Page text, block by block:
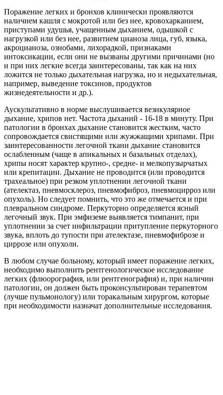
Поражение легких и бронхов клинически проявляются
наличием кашля с мокротой или без нее, кровохарканием,
приступами удушья, учащенным дыханием, одышкой с
нагрузкой или без нее, развитием цианоза лица, губ, языка,
акроцианоза, ознобами, лихорадкой, признаками
интоксикации, если они не вызваны другими причинами (но
и при них легкие всегда заинтересованы, так как на них
ложится не только дыхательная нагрузка, но и недыхательная,
например, выведение токсинов, продуктов
жизнедеятельности и др.).
Аускультативно в норме выслушивается везикулярное
дыхание, хрипов нет. Частота дыханий - 16-18 в минуту. При
патологии в бронхах дыхание становится жестким, часто
сопровождается свистящими или жужжащими хрипами. При
заинтересованности легочной ткани дыхание становится
ослабленным (чаще в апикальных и базальных отделах),
хрипы носят характер крупно-, средне- и мелкопузырчатых
или крепитации. Дыхание не проводится (или проводится
трахеальное) при резком уплотнении легочной ткани
(ателектаз, пневмосклероз, пневмофиброз, пневмоцирроз или
опухоль). Но следует помнить, что это же отмечается и при
плевральном синдроме. Перкуторно определяется ясный
легочный звук. При эмфиземе выявляется тимпанит, при
уплотнении за счет инфильтрации притупление перкуторного
звука, вплоть до тупости при ателектазе, пневмофиброзе и
циррозе или опухоли.
В любом случае больному, который имеет поражение легких,
необходимо выполнить рентгенологическое исследование
легких (флюорография, или рентгенография) и, при наличии
патологии, он должен быть проконсультирован терапевтом
(лучше пульмонологу) или торакальным хирургом, которые
при необходимости назначат дополнительные исследования.